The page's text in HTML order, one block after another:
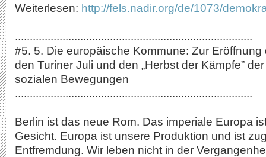
Weiterlesen: http://fels.nadir.org/de/1073/
................................................................................
#5. 5. Die europäische Kommune: Zur Eröffnung
den Turiner Juli und den „Herbst der Kämpfe”
sozialen Bewegungen
................................................................................
Berlin ist das neue Rom. Das imperiale Europa
Gesicht. Europa ist unsere Produktion und ist
Entfremdung. Wir leben nicht in der